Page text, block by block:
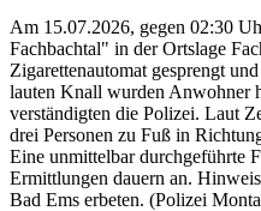
Am 15.07.2026, gegen 02:30
Fachbachtal" in der Ortslage
Zigarettenautomat gesprengt
lauten Knall wurden Anwohner
verständigten die Polizei. Laut
drei Personen zu Fuß in
Eine unmittelbar durchgeführte
Ermittlungen dauern an.
Bad Ems erbeten. (Polizei